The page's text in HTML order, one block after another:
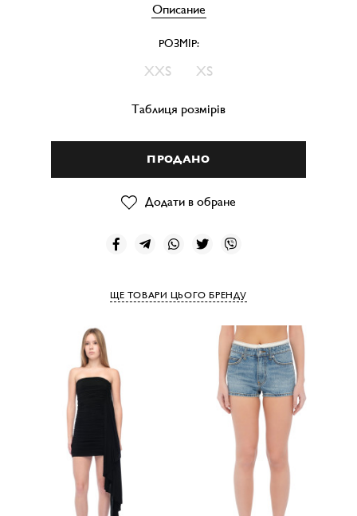
Описание
РОЗМІР:
XXS XS
Таблиця розмірів
ПРОДАНО
Додати в обране
ЩЕ ТОВАРИ ЦЬОГО БРЕНДУ